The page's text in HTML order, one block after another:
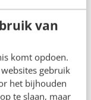
van
komt opdoen.
gebruik
het bijhouden
te slaan, maar